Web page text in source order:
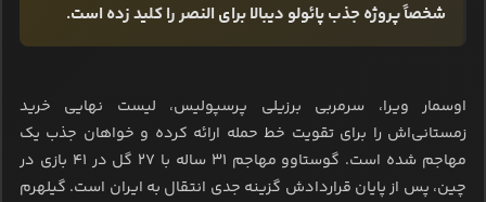
شخصاً پروژه جذب پائولو دیبالا برای النصر را کلید زده است.
اوسمار ویرا، سرمربی برزیلی پرسپولیس، لیست نهایی خرید
زمستانی‌اش را برای تقویت خط حمله ارائه کرده و خواهان جذب یک
مهاجم شده است. گوستاوو مهاجم ۳۱ ساله با ۲۷ گل در ۴۱ بازی در
چین، پس از پایان قراردادش گزینه جدی انتقال به ایران است. گیلهرم